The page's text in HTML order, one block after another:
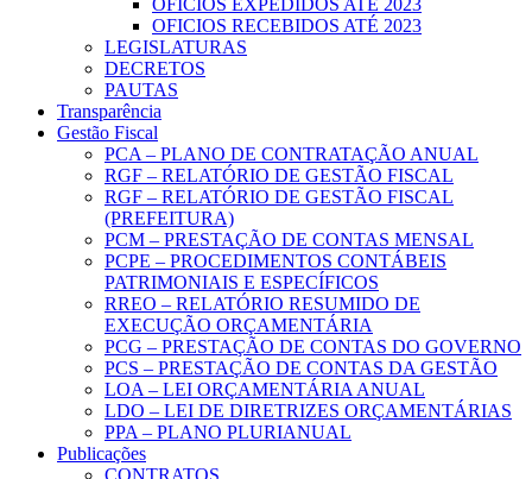
OFICIOS EXPEDIDOS ATÉ 2023
OFICIOS RECEBIDOS ATÉ 2023
LEGISLATURAS
DECRETOS
PAUTAS
Transparência
Gestão Fiscal
PCA – PLANO DE CONTRATAÇÃO ANUAL
RGF – RELATÓRIO DE GESTÃO FISCAL
RGF – RELATÓRIO DE GESTÃO FISCAL
(PREFEITURA)
PCM – PRESTAÇÃO DE CONTAS MENSAL
PCPE – PROCEDIMENTOS CONTÁBEIS
PATRIMONIAIS E ESPECÍFICOS
RREO – RELATÓRIO RESUMIDO DE
EXECUÇÃO ORÇAMENTÁRIA
PCG – PRESTAÇÃO DE CONTAS DO GOVERNO
PCS – PRESTAÇÃO DE CONTAS DA GESTÃO
LOA – LEI ORÇAMENTÁRIA ANUAL
LDO – LEI DE DIRETRIZES ORÇAMENTÁRIAS
PPA – PLANO PLURIANUAL
Publicações
CONTRATOS